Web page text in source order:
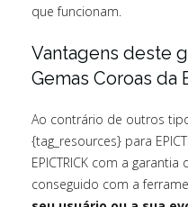
que funcionam.
Vantagens deste
Gemas Coroas da
Ao contrário de outros
{tag_resources} para
EPICTRICK com a
conseguido com a